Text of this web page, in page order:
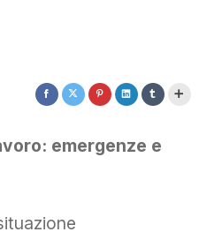
emergenze e